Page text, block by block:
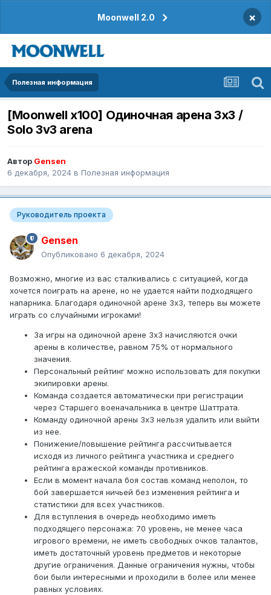
Moonwell 2.0 ×
Полезная информация
[Moonwell x100] Одиночная арена 3х3 /
Solo 3v3 arena
Автор Gensen
6 декабря, 2024 в Полезная информация
Руководитель проекта
Gensen
Опубликовано 6 декабря, 2024
Возможно, многие из вас сталкивались с ситуацией, когда
хочется поиграть на арене, но не удается найти подходящего
напарника. Благодаря одиночной арене 3х3, теперь вы можете
играть со случайными игроками!
За игры на одиночной арене 3х3 начисляются очки
арены в количестве, равном 75% от нормального
значения.
Персональный рейтинг можно использовать для покупки
экипировки арены.
Команда создается автоматически при регистрации
через Старшего военачальника в центре Шаттрата.
Команду одиночной арены 3х3 нельзя удалить или выйти
из нее.
Понижение/повышение рейтинга рассчитывается
исходя из личного рейтинга участника и среднего
рейтинга вражеской команды противников.
Если в момент начала боя состав команд неполон, то
бой завершается ничьей без изменения рейтинга и
статистики для всех участников.
Для вступления в очередь необходимо иметь
подходящего персонажа: 70 уровень, не менее часа
игрового времени, не иметь свободных очков талантов,
иметь достаточный уровень предметов и некоторые
другие ограничения. Данные ограничения нужны, чтобы
бои были интересными и проходили в более или менее
равных условиях.